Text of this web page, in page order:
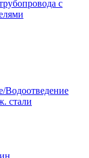
с
Водоотведение
стали